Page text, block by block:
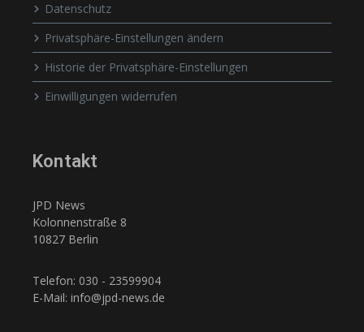
Datenschutz
Privatsphäre-Einstellungen ändern
Historie der Privatsphäre-Einstellungen
Einwilligungen widerrufen
Kontakt
JPD News
Kolonnenstraße 8
10827 Berlin
Telefon: 030 - 23599904
E-Mail: info@jpd-news.de